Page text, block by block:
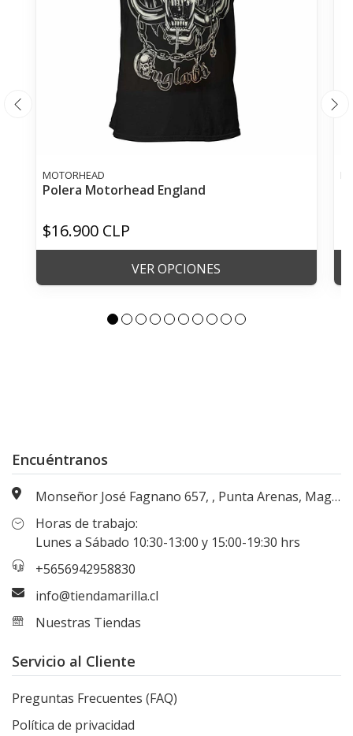
MOTORHEAD
Polera Motorhead England
$16.900 CLP
VER OPCIONES
Encuéntranos
Monseñor José Fagnano 657, , Punta Arenas, Magallanes, Chile
Horas de trabajo:
Lunes a Sábado 10:30-13:00 y 15:00-19:30 hrs
+5656942958830
info@tiendamarilla.cl
Nuestras Tiendas
Servicio al Cliente
Preguntas Frecuentes (FAQ)
Política de privacidad